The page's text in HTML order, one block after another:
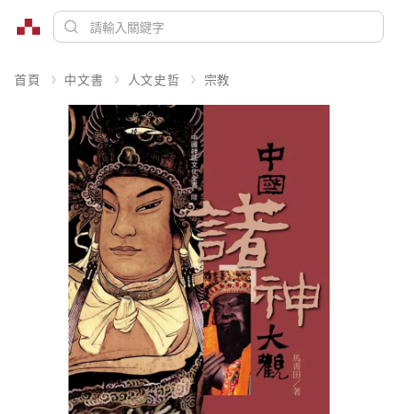
首頁 中文書 人文史哲 宗教